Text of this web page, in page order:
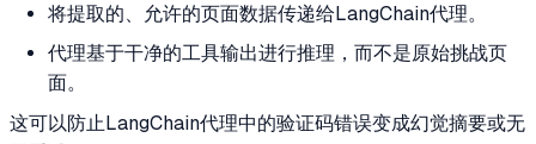
将提取的、允许的页面数据传递给LangChain代理。
代理基于干净的工具输出进行推理，而不是原始挑战页
面。
这可以防止LangChain代理中的验证码错误变成幻觉摘要或无